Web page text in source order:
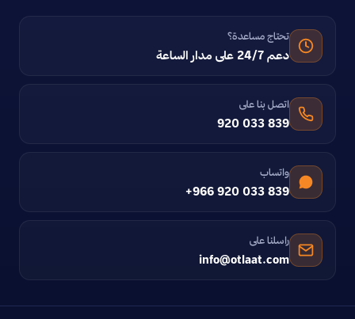
تحتاج مساعدة؟
دعم 24/7 على مدار الساعة
اتصل بنا على
920 033 839
واتساب
+966 920 033 839
راسلنا على
info@otlaat.com